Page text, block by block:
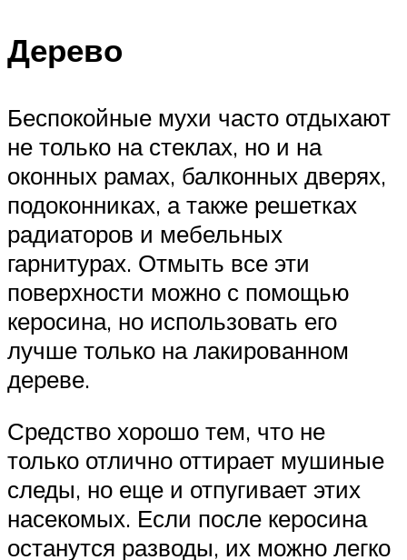
Дерево
Беспокойные мухи часто отдыхают
не только на стеклах, но и на
оконных рамах, балконных дверях,
подоконниках, а также решетках
радиаторов и мебельных
гарнитурах. Отмыть все эти
поверхности можно с помощью
керосина, но использовать его
лучше только на лакированном
дереве.
Средство хорошо тем, что не
только отлично оттирает мушиные
следы, но еще и отпугивает этих
насекомых. Если после керосина
останутся разводы, их можно легко